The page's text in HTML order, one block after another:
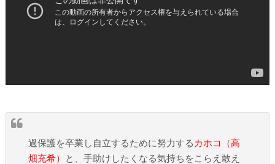
過保護を卒業し自立するために努力する カホコ（高
畑充希） と、手助けしたくなる気持ちをこらえ敢え